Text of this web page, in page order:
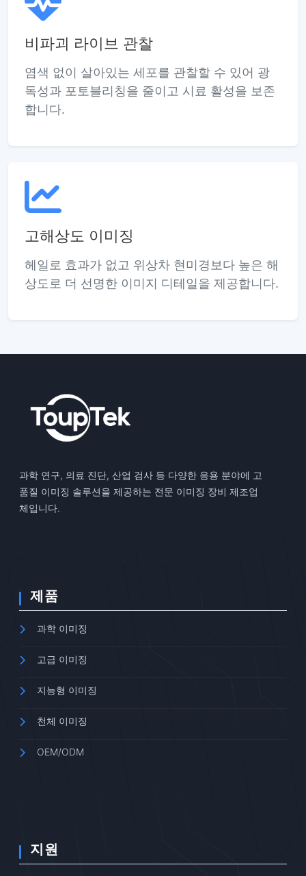
비파괴 라이브 관찰
염색 없이 살아있는 세포를 관찰할 수 있어 광
독성과 포토블리칭을 줄이고 시료 활성을 보존
합니다.
고해상도 이미징
헤일로 효과가 없고 위상차 현미경보다 높은 해
상도로 더 선명한 이미지 디테일을 제공합니다.
과학 연구, 의료 진단, 산업 검사 등 다양한 응용 분야에 고
품질 이미징 솔루션을 제공하는 전문 이미징 장비 제조업
체입니다.
제품
과학 이미징
고급 이미징
지능형 이미징
천체 이미징
OEM/ODM
지원